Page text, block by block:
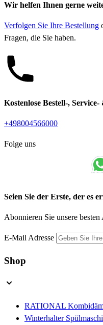
Wir helfen Ihnen gerne
Verfolgen Sie Ihre Bestellung
Fragen, die Sie haben.
Kostenlose Bestell-,
+498004566000
Folge uns
Seien Sie der Erste, der es
Abonnieren Sie unsere besten
E-Mail Adresse
Shop
RATIONAL
Winterhalter